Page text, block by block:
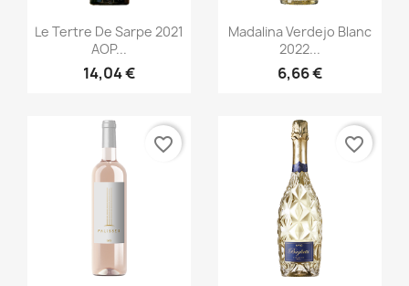
Aperçu rapide
Le Tertre De Sarpe 2021
AOP...
14,04 €
Aperçu rapide
Madalina Verdejo Blanc
2022...
6,66 €
favorite_border favorite_border